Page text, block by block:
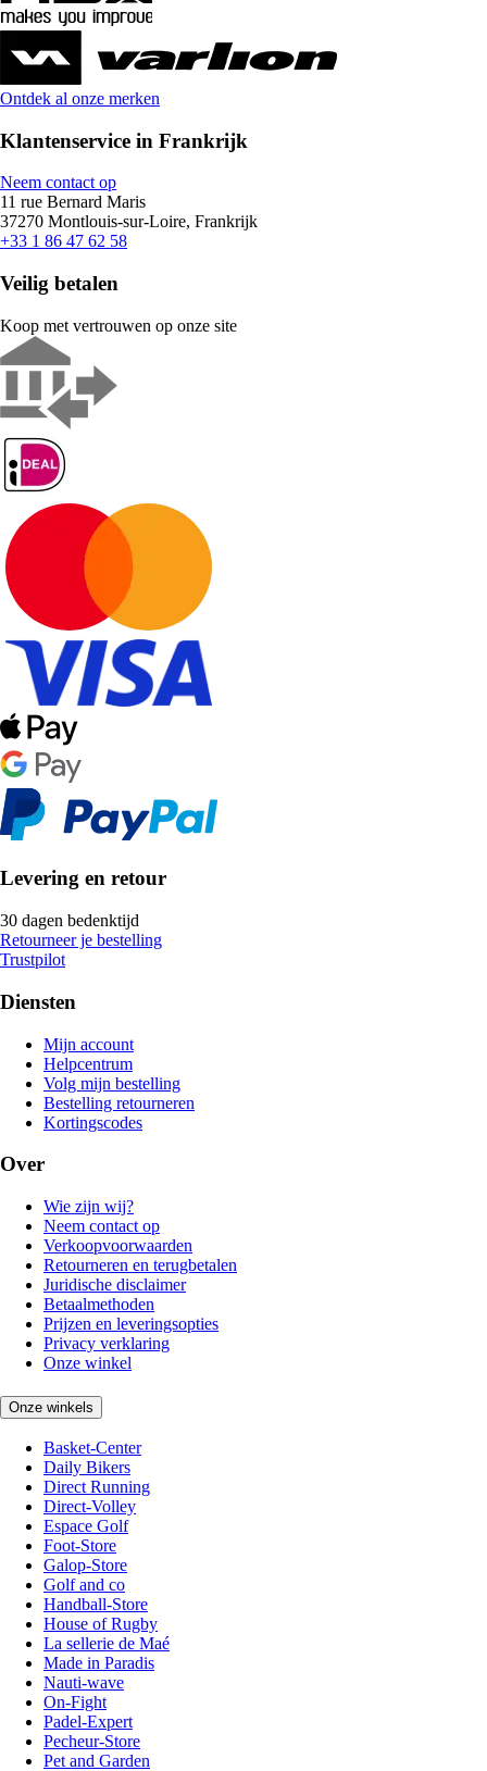
Ontdek al onze merken
Klantenservice in Frankrijk
Neem contact op
11 rue Bernard Maris
37270 Montlouis-sur-Loire, Frankrijk
+33 1 86 47 62 58
Veilig betalen
Koop met vertrouwen op onze site
Levering en retour
30 dagen bedenktijd
Retourneer je bestelling
Trustpilot
Diensten
Mijn account
Helpcentrum
Volg mijn bestelling
Bestelling retourneren
Kortingscodes
Over
Wie zijn wij?
Neem contact op
Verkoopvoorwaarden
Retourneren en terugbetalen
Juridische disclaimer
Betaalmethoden
Prijzen en leveringsopties
Privacy verklaring
Onze winkel
Onze winkels
Basket-Center
Daily Bikers
Direct Running
Direct-Volley
Espace Golf
Foot-Store
Galop-Store
Golf and co
Handball-Store
House of Rugby
La sellerie de Maé
Made in Paradis
Nauti-wave
On-Fight
Padel-Expert
Pecheur-Store
Pet and Garden